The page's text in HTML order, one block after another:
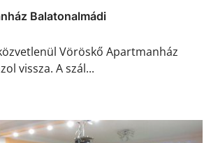
Balatonalmádi
Vöröskő Apartmanház
vissza. A szál...